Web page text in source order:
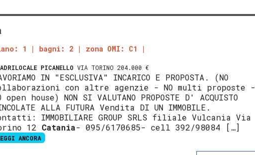
1 bagni: 2 zona OMI: C1
PICANELLO VIA TORINO 204.000 €
IN "ESCLUSIVA" INCARICO E PROPOSTA. (NO
con altre agenzie - NO multi proposte -
open house) NON SI VALUTANO PROPOSTE D' ACQUISTO
ALLA FUTURA Vendita DI UN IMMOBILE.
IMMOBILIARE GROUP SRLS filiale Vulcania Via
12 Catania- 095/6170685- cell 392/98084 […]
ANCORA